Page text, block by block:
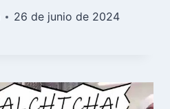
26 de junio de 2024